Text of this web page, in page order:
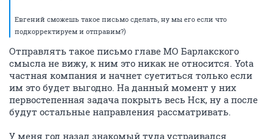
Евгений сможешь такое письмо сделать, ну мы его если что
подкорректируем и отправим?)
Отправлять такое письмо главе МО Барлакского
смысла не вижу, к ним это никак не относится. Yota
частная компания и начнет суетиться только если
им это будет выгодно. На данный момент у них
первостепенная задача покрыть весь Нск, ну а после
будут остальные направления рассматривать.
У меня год назад знакомый туда устраивался